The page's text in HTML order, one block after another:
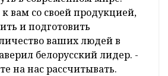
вам со своей продукцией,
и подготовить
ваших людей в
белорусский лидер. -
на нас рассчитывать.